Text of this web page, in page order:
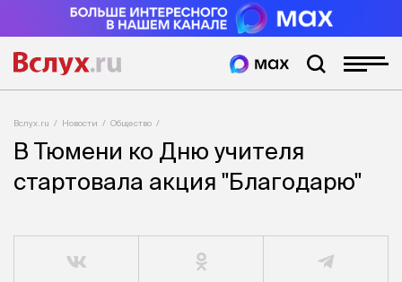
Вслух.ru Новости Общество
В Тюмени ко Дню учителя
стартовала акция "Благодарю"